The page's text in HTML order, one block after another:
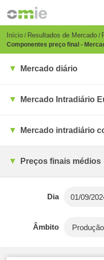
para
conteúdo
principal
Breadcrumb
Início Resultados de Mercado
Componentes preço final -
Mercado diário
Mercado Intradiário
Mercado intradiário
Preços finais médios
Dia
Âmbito